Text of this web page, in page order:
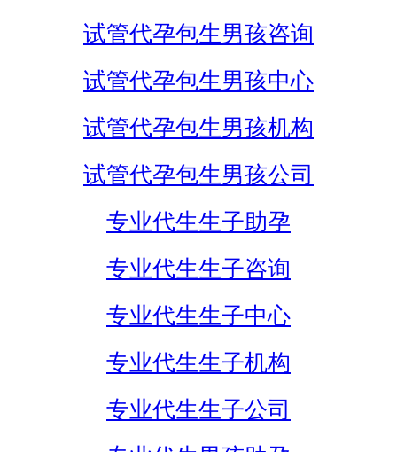
试管代孕包生男孩咨询
试管代孕包生男孩中心
试管代孕包生男孩机构
试管代孕包生男孩公司
专业代生生子助孕
专业代生生子咨询
专业代生生子中心
专业代生生子机构
专业代生生子公司